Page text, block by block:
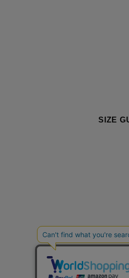
SIZE
ご利用規約について 個人情